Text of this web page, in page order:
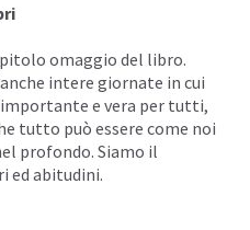
omaggio del libro.
intere giornate in cui
e vera per tutti,
tutto può essere come noi
profondo. Siamo il
ed abitudini.